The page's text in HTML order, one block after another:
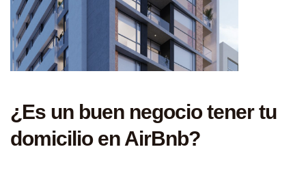
¿Es un buen negocio tener tu
domicilio en AirBnb?